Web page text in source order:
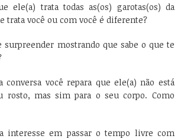
ele(a) trata todas as(os) garotas(os) da
trata você ou com você é diferente?
surpreender mostrando que sabe o que te
você repara que ele(a) não está
rosto, mas sim para o seu corpo. Como
interesse em passar o tempo livre com